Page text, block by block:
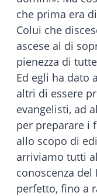
che prima era
Colui che
ascese al di
pienezza di
Ed egli ha dato
altri di essere
evangelisti, ad
per preparare i
allo scopo di
arriviamo tutti
conoscenza del
perfetto, fino a